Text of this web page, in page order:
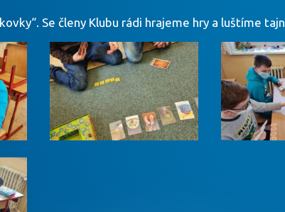
Se členy Klubu rádi hrajeme hry a luštíme